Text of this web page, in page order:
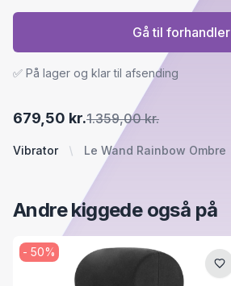
Vibrator Le Wand Rainbow Ombre
679,50 kr.1.359,00 kr.
✅ På lager og klar til afsending
Gå til forhandler
Andre kiggede også på
- 50%